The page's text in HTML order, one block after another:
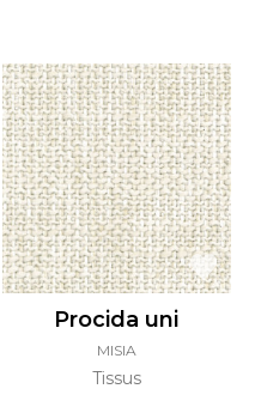
Procida uni
MISIA
Tissus